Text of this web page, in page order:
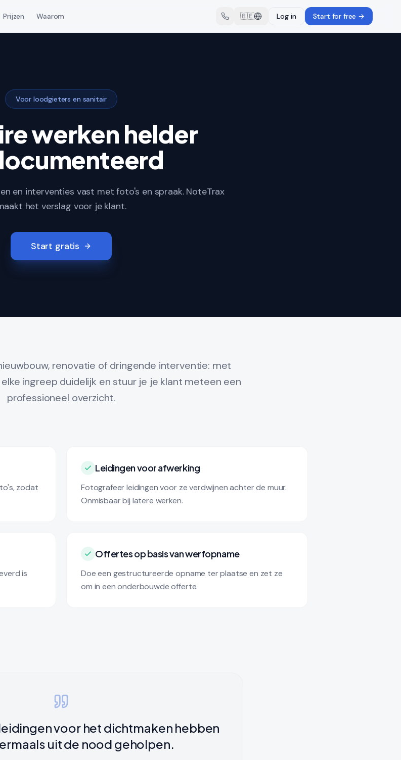
Prijzen Waarom 🇧🇪 Log in Start for free →
Voor loodgieters en sanitair
werken helder
en interventies vast met foto's en spraak. NoteTrax
het verslag voor je klant.
Start gratis
renovatie of dringende interventie: met
ingreep duidelijk en stuur je je klant meteen een
professioneel overzicht.
zodat
Leidingen voor afwerking
Fotografeer leidingen voor ze verdwijnen achter de muur.
Onmisbaar bij latere werken.
is
Offertes op basis van werfopname
Doe een gestructureerde opname ter plaatse en zet ze
om in een onderbouwde offerte.
voor het dichtmaken hebben
uit de nood geholpen.